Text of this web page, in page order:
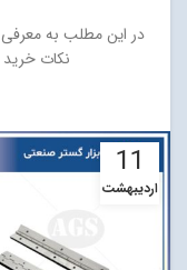
در این مطلب به معرفی
نکات خرید
11
اردیبهشت